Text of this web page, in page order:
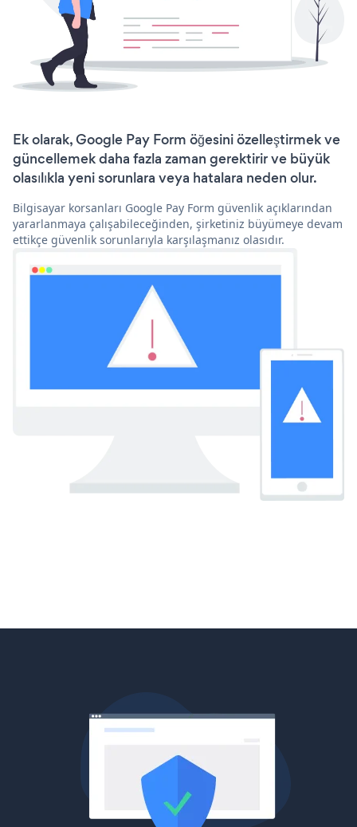
Ek olarak, Google Pay Form öğesini özelleştirmek ve
güncellemek daha fazla zaman gerektirir ve büyük
olasılıkla yeni sorunlara veya hatalara neden olur.
Bilgisayar korsanları Google Pay Form güvenlik açıklarından
yararlanmaya çalışabileceğinden, şirketiniz büyümeye devam
ettikçe güvenlik sorunlarıyla karşılaşmanız olasıdır.